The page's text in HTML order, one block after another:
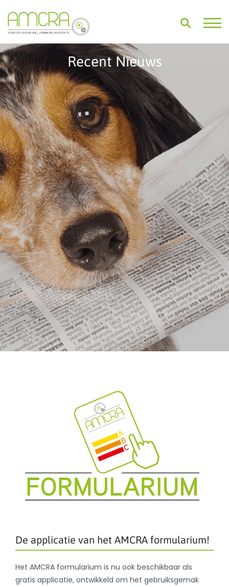
Recent Nieuws
De applicatie van het AMCRA formularium!
Het AMCRA formularium is nu ook beschikbaar als
gratis applicatie, ontwikkeld om het gebruiksgemak